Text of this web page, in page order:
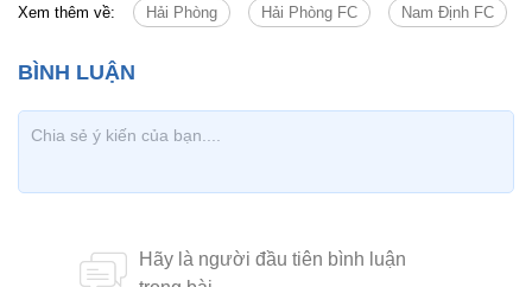
Xem thêm về: Hải Phòng Hải Phòng FC Nam Định FC